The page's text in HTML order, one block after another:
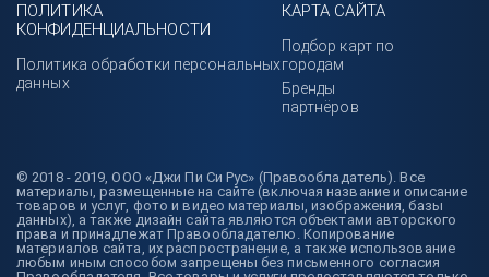
© 2018 - 2019, ООО «Джи Пи Си Рус» (Правообладатель). Все
материалы, размещенные на сайте (включая название и описание
товаров и услуг, фото и видео материалы, изображения, базы
данных), а также дизайн сайта являются объектами авторского
права и принадлежат Правообладателю. Копирование
материалов сайта, их распространение, а также использование
любым иным способом запрещены без письменного согласия
ПОЛИТИКА
КОНФИДЕНЦИАЛЬНОСТИ
Политика обработки персональных
данных
КАРТА САЙТА
Подбор карт по
городам
Бренды
партнёров